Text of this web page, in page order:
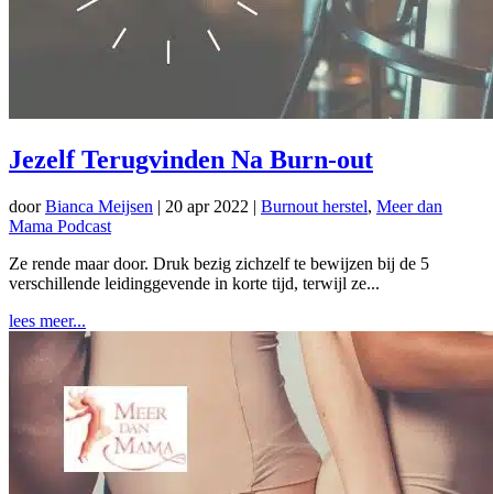
Jezelf Terugvinden Na Burn-out
doorBianca Meijsen | 20 apr 2022 | Burnout herstel, Meer dan
Mama Podcast
Ze rende maar door. Druk bezig zichzelf te bewijzen bij de 5
verschillende leidinggevende in korte tijd, terwijl ze...
lees meer...